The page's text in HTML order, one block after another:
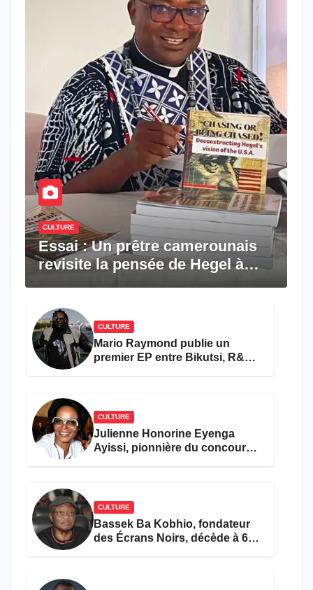
CULTURE
Essai : Un prêtre camerounais
revisite la pensée de Hegel à
CULTURE
Mario Raymond publie un
premier EP entre Bikutsi, R&B
CULTURE
Julienne Honorine Eyenga
Ayissi, pionnière du concours
CULTURE
Bassek Ba Kobhio, fondateur
des Écrans Noirs, décède à 69